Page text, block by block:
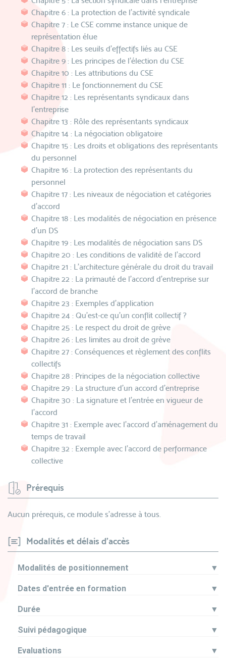
Chapitre 6 : La protection de l’activité syndicale
Chapitre 7 : Le CSE comme instance unique de
représentation élue
Chapitre 8 : Les seuils d’effectifs liés au CSE
Chapitre 9 : Les principes de l’élection du CSE
Chapitre 10 : Les attributions du CSE
Chapitre 11 : Le fonctionnement du CSE
Chapitre 12 : Les représentants syndicaux dans
l’entreprise
Chapitre 13 : Rôle des représentants syndicaux
Chapitre 14 : La négociation obligatoire
Chapitre 15 : Les droits et obligations des représentants
du personnel
Chapitre 16 : La protection des représentants du
personnel
Chapitre 17 : Les niveaux de négociation et catégories
d’accord
Chapitre 18 : Les modalités de négociation en présence
d’un DS
Chapitre 19 : Les modalités de négociation sans DS
Chapitre 20 : Les conditions de validité de l’accord
Chapitre 21 : L’architecture générale du droit du travail
Chapitre 22 : La primauté de l’accord d’entreprise sur
l’accord de branche
Chapitre 23 : Exemples d’application
Chapitre 24 : Qu’est-ce qu’un conflit collectif ?
Chapitre 25 : Le respect du droit de grève
Chapitre 26 : Les limites au droit de grève
Chapitre 27 : Conséquences et règlement des conflits
collectifs
Chapitre 28 : Principes de la négociation collective
Chapitre 29 : La structure d’un accord d’entreprise
Chapitre 30 : La signature et l’entrée en vigueur de
l’accord
Chapitre 31 : Exemple avec l’accord d’aménagement du
temps de travail
Chapitre 32 : Exemple avec l’accord de performance
collective
Prérequis
Aucun prérequis, ce module s’adresse à tous.
Modalités et délais d'accès
Modalités de positionnement ▼
Dates d'entrée en formation ▼
Durée ▼
Suivi pédagogique ▼
Evaluations ▼